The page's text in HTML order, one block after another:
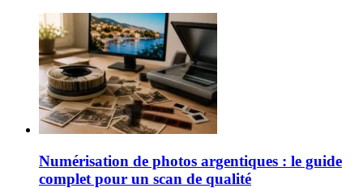
Numérisation de photos argentiques : le guide
complet pour un scan de qualité